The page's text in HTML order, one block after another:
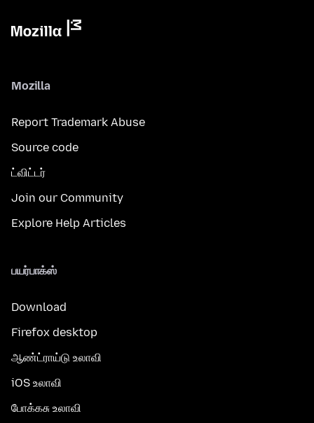
Mozilla
Report Trademark Abuse
Source code
ட்விட்டர்
Join our Community
Explore Help Articles
பயர்பாக்ஸ்
Download
Firefox desktop
ஆண்ட்ராய்டு உலாவி
iOS உலாவி
போக்கசு உலாவி